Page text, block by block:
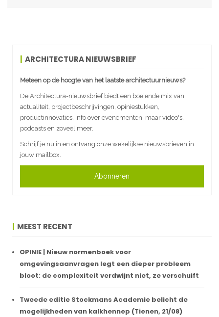
ARCHITECTURA NIEUWSBRIEF
Meteen op de hoogte van het laatste architectuurnieuws?
De Architectura-nieuwsbrief biedt een boeiende mix van
actualiteit, projectbeschrijvingen, opiniestukken,
productinnovaties, info over evenementen, maar video's,
podcasts en zoveel meer.
Schrijf je nu in en ontvang onze wekelijkse nieuwsbrieven in
jouw mailbox.
Abonneren
MEEST RECENT
OPINIE | Nieuw normenboek voor
omgevingsaanvragen legt een dieper probleem
bloot: de complexiteit verdwijnt niet, ze verschuift
Tweede editie Stockmans Academie belicht de
mogelijkheden van kalkhennep (Tienen, 21/08)